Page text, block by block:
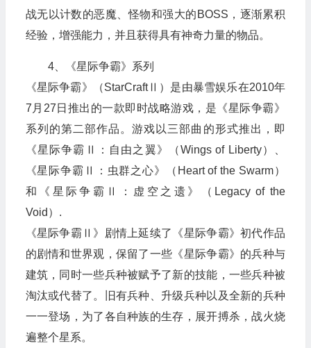
战无以计数的恶魔、怪物和强大的BOSS，逐渐累积
经验，增强能力，并且获得具有神奇力量的物品。
4、《星际争霸》系列
《星际争霸》（StarCraftⅡ）是由暴雪娱乐在2010年
7月27日推出的一款即时战略游戏，是《星际争霸》
系列的第二部作品。游戏以三部曲的形式推出，即
《星际争霸Ⅱ：自由之翼》（Wings of Liberty）、
《星际争霸Ⅱ：虫群之心》（Heart of the Swarm）
和《星际争霸Ⅱ：虚空之遗》（Legacy of the
Void）.
《星际争霸Ⅱ》剧情上延续了《星际争霸》初代作品
的剧情和世界观，保留了一些《星际争霸》的兵种与
建筑，同时一些兵种被赋予了新的技能，一些兵种被
淘汰或代替了。旧有兵种、升级兵种以及全新的兵种
一一登场，为了各自种族的生存，展开搏杀，战火烧
遍整个星系。